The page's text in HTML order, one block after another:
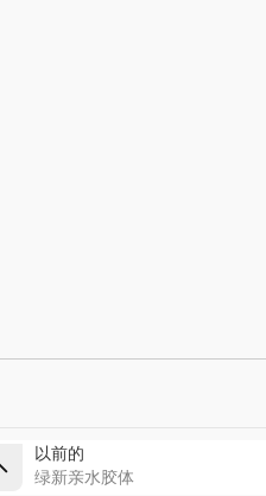
以前的
绿新亲水胶体